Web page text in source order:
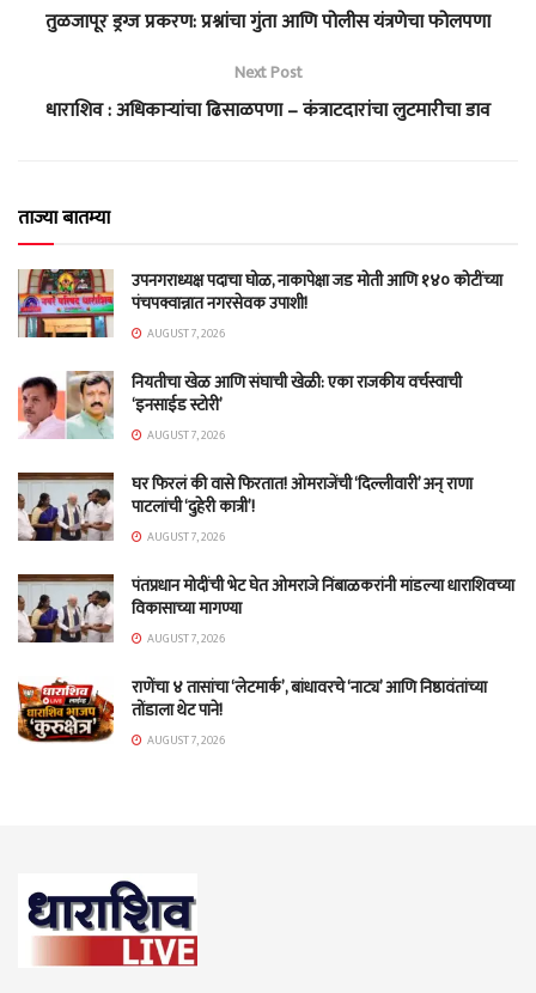
तुळजापूर ड्रग्ज प्रकरण: प्रश्नांचा गुंता आणि पोलीस यंत्रणेचा फोलपणा
Next Post
धाराशिव : अधिकाऱ्यांचा ढिसाळपणा – कंत्राटदारांचा लुटमारीचा डाव
ताज्या बातम्या
उपनगराध्यक्ष पदाचा घोळ, नाकापेक्षा जड मोती आणि १४० कोटींच्या
पंचपक्वान्नात नगरसेवक उपाशी!
AUGUST 7, 2026
नियतीचा खेळ आणि संघाची खेळी: एका राजकीय वर्चस्वाची
‘इनसाईड स्टोरी’
AUGUST 7, 2026
घर फिरलं की वासे फिरतात! ओमराजेंची ‘दिल्लीवारी’ अन् राणा
पाटलांची ‘दुहेरी कात्री’!
AUGUST 7, 2026
पंतप्रधान मोदींची भेट घेत ओमराजे निंबाळकरांनी मांडल्या धाराशिवच्या
विकासाच्या मागण्या
AUGUST 7, 2026
राणेंचा ४ तासांचा ‘लेटमार्क’, बांधावरचे ‘नाट्य’ आणि निष्ठावंतांच्या
तोंडाला थेट पाने!
AUGUST 7, 2026